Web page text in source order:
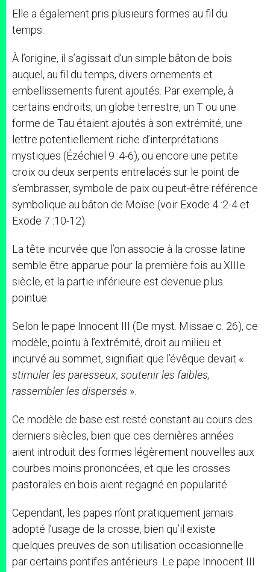
Elle a également pris plusieurs formes au fil du
temps.
À l’origine, il s’agissait d’un simple bâton de bois
auquel, au fil du temps, divers ornements et
embellissements furent ajoutés. Par exemple, à
certains endroits, un globe terrestre, un T ou une
forme de Tau étaient ajoutés à son extrémité, une
lettre potentiellement riche d’interprétations
mystiques (Ézéchiel 9 :4-6), ou encore une petite
croix ou deux serpents entrelacés sur le point de
s’embrasser, symbole de paix ou peut-être référence
symbolique au bâton de Moïse (voir Exode 4 :2-4 et
Exode 7 :10-12).
La tête incurvée que l’on associe à la crosse latine
semble être apparue pour la première fois au XIIIe
siècle, et la partie inférieure est devenue plus
pointue.
Selon le pape Innocent III (De myst. Missae c. 26), ce
modèle, pointu à l’extrémité, droit au milieu et
incurvé au sommet, signifiait que l’évêque devait «
stimuler les paresseux, soutenir les faibles,
rassembler les dispersés ».
Ce modèle de base est resté constant au cours des
derniers siècles, bien que ces dernières années
aient introduit des formes légèrement nouvelles aux
courbes moins prononcées, et que les crosses
pastorales en bois aient regagné en popularité.
Cependant, les papes n’ont pratiquement jamais
adopté l’usage de la crosse, bien qu’il existe
quelques preuves de son utilisation occasionnelle
par certains pontifes antérieurs. Le pape Innocent III